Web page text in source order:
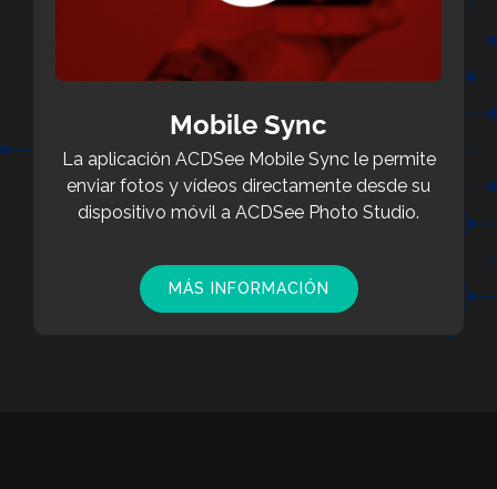
Mobile Sync
La aplicación ACDSee Mobile Sync le permite
enviar fotos y vídeos directamente desde su
dispositivo móvil a ACDSee Photo Studio.
MÁS INFORMACIÓN